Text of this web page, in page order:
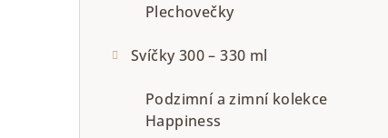
Plechovečky
Svíčky 300 – 330 ml
Podzimní a zimní kolekce
Happiness